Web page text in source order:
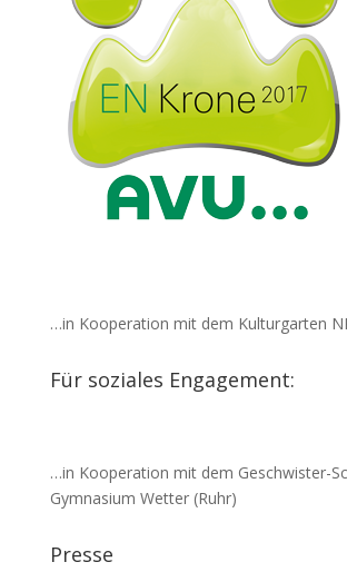
…in Kooperation mit dem Kulturgarten
Für soziales Engagement:
…in Kooperation mit dem Geschwister-
Gymnasium Wetter (Ruhr)
Presse